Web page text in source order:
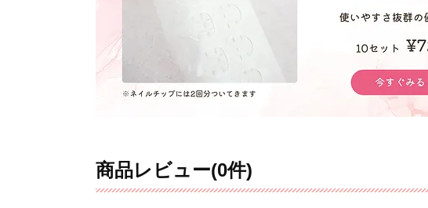
商品レビュー(0件)